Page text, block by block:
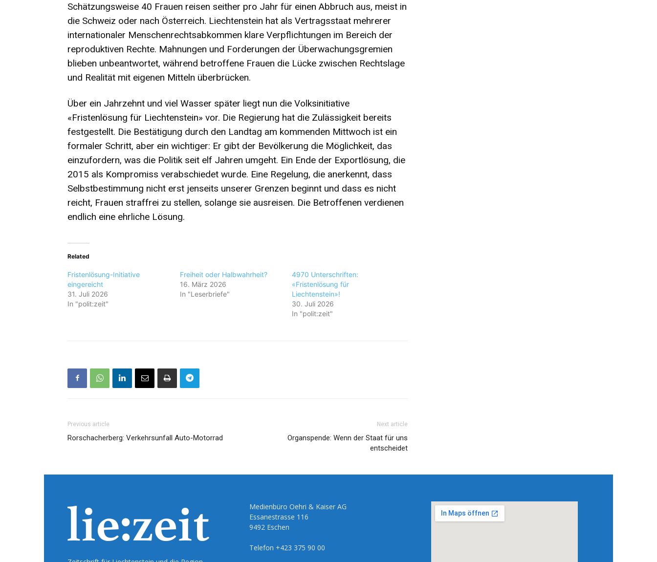
Schätzungsweise 40 Frauen reisen seither pro Jahr für einen Abbruch aus, meist in
die Schweiz oder nach Österreich. Liechtenstein hat als Vertragsstaat mehrerer
internationaler Menschenrechtsabkommen klare Verpflichtungen im Bereich der
reproduktiven Rechte. Mahnungen und Forderungen der Überwachungsgremien
blieben unbeantwortet, während betroffene Frauen die Lücke zwischen Rechtslage
und Realität mit eigenen Mitteln überbrücken.
Über ein Jahrzehnt und viel Wasser später liegt nun die Volksinitiative
«Fristenlösung für Liechtenstein» vor. Die Regierung hat die Zulässigkeit bereits
festgestellt. Die Bestätigung durch den Landtag am kommenden Mittwoch ist ein
formaler Schritt, aber ein wichtiger: Er gibt der Bevölkerung die Möglichkeit, das
einzufordern, was die Politik seit elf Jahren umgeht. Ein Ende der Exportlösung, die
2015 als Kompromiss verabschiedet wurde. Eine Regelung, die anerkennt, dass
Selbstbestimmung nicht erst jenseits unserer Grenzen beginnt und dass es nicht
reicht, Frauen straffrei zu stellen, solange sie ausreisen. Die Betroffenen verdienen
endlich eine ehrliche Lösung.
Related
Fristenlösung-Initiative
eingereicht
31. Juli 2026
In "polit:zeit"
Freiheit oder Halbwahrheit?
16. März 2026
In "Leserbriefe"
4970 Unterschriften:
«Fristenlösung für
Liechtenstein»!
30. Juli 2026
In "polit:zeit"
Previous article
Rorschacherberg: Verkehrsunfall Auto-Motorrad
Next article
Organspende: Wenn der Staat für uns
entscheidet
Medienbüro Oehri & Kaiser AG
Essanestrasse 116
9492 Eschen
Telefon +423 375 90 00